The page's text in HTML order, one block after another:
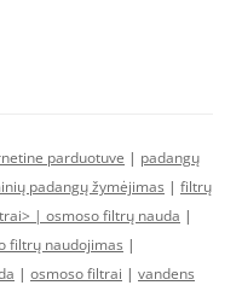
parduotuve | padangų
padangų žymėjimas | filtrų
| osmoso filtrų nauda |
filtrų naudojimas |
| osmoso filtrai | vandens